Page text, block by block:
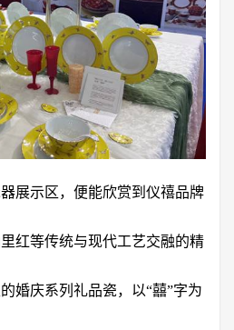
展示区，便能欣赏到仪禧品牌
红等传统与现代工艺交融的精
婚庆系列礼品瓷，以“囍”字为